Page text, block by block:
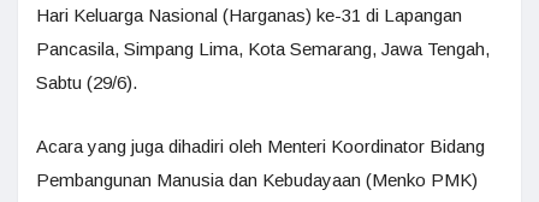
Hari Keluarga Nasional (Harganas) ke-31 di Lapangan
Pancasila, Simpang Lima, Kota Semarang, Jawa Tengah,
Sabtu (29/6).
Acara yang juga dihadiri oleh Menteri Koordinator Bidang
Pembangunan Manusia dan Kebudayaan (Menko PMK)